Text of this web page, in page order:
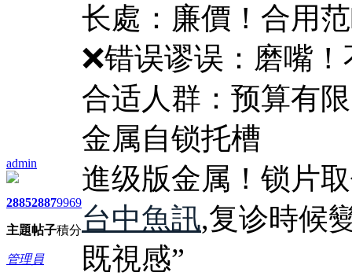
admin
2885
主題
2887
帖子
9969
積分
管理員
长處：廉價！合用
❌错误谬误：磨嘴
合适人群：预算有
金属自锁托槽​
進级版金属！锁片
台中魚訊,复诊時候
既視感”